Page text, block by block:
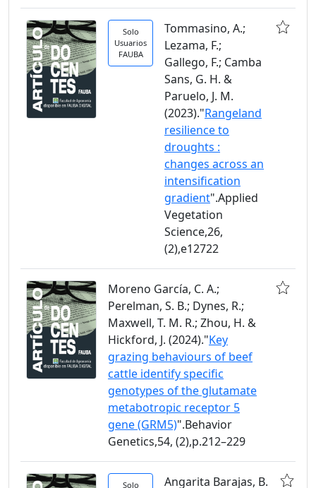
Solo
Usuarios
FAUBA
Tommasino, A.;
Lezama, F.;
Gallego, F.; Camba
Sans, G. H. &
Paruelo, J. M.
(2023)."Rangeland
resilience to
droughts :
changes across an
intensification
gradient".Applied
Vegetation
Science,26,
(2),e12722
Moreno García, C. A.;
Perelman, S. B.; Dynes, R.;
Maxwell, T. M. R.; Zhou, H. &
Hickford, J. (2024)."Key
grazing behaviours of beef
cattle identify specific
genotypes of the glutamate
metabotropic receptor 5
gene (GRM5)".Behavior
Genetics,54, (2),p.212–229
Solo Angarita Barajas, B.